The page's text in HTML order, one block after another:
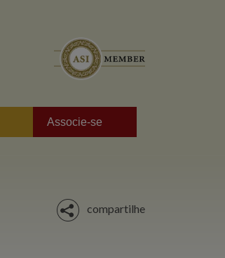
Associe-se
compartilhe